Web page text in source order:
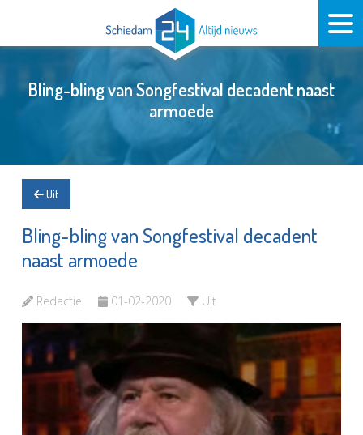
Bling-bling van Songfestival decadent naast
armoede
Uit
Bling-bling van Songfestival decadent
naast armoede
Redactie 01-02-2020 Uit